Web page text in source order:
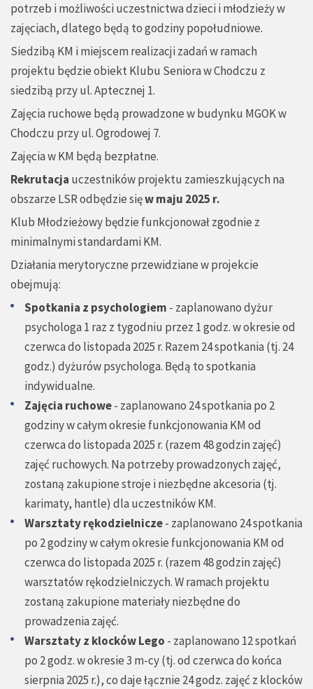
potrzeb i możliwości uczestnictwa dzieci i młodzieży w
zajęciach, dlatego będą to godziny popołudniowe.
Siedzibą KM i miejscem realizacji zadań w ramach
projektu będzie obiekt Klubu Seniora w Chodczu z
siedzibą przy ul. Aptecznej 1.
Zajęcia ruchowe będą prowadzone w budynku MGOK w
Chodczu przy ul. Ogrodowej 7.
Zajęcia w KM będą bezpłatne.
Rekrutacja uczestników projektu zamieszkujących na
obszarze LSR odbędzie sięw maju 2025 r.
Klub Młodzieżowy będzie funkcjonował zgodnie z
minimalnymi standardami KM.
Działania merytoryczne przewidziane w projekcie
obejmują:
Spotkania z psychologiem - zaplanowano dyżur
psychologa 1 raz z tygodniu przez 1 godz. w okresie od
czerwca do listopada 2025 r. Razem 24 spotkania (tj. 24
godz.) dyżurów psychologa. Będą to spotkania
indywidualne.
Zajęcia ruchowe- zaplanowano 24 spotkania po 2
godziny w całym okresie funkcjonowania KM od
czerwca do listopada 2025 r. (razem 48 godzin zajęć)
zajęć ruchowych. Na potrzeby prowadzonych zajęć,
zostaną zakupione stroje i niezbędne akcesoria (tj.
karimaty, hantle) dla uczestników KM.
Warsztaty rękodzielnicze- zaplanowano 24 spotkania
po 2 godziny w całym okresie funkcjonowania KM od
czerwca do listopada 2025 r. (razem 48 godzin zajęć)
warsztatów rękodzielniczych. W ramach projektu
zostaną zakupione materiały niezbędne do
prowadzenia zajęć.
Warsztaty z klocków Lego - zaplanowano 12 spotkań
po 2 godz. w okresie 3 m-cy (tj. od czerwca do końca
sierpnia 2025 r.), co daje łącznie 24 godz. zajęć z klocków